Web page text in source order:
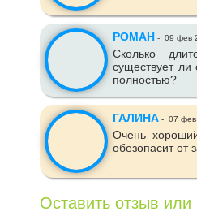
РОМАН - 09 фев
Сколько
существует
полностью?
ГАЛИНА - 07
Очень
обезопасит от
Оставить отзыв